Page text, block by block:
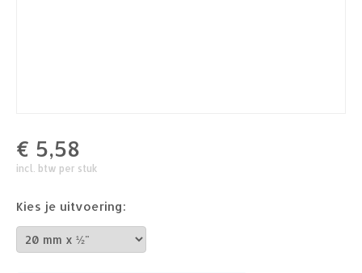
€ 5,58
incl. btw per stuk
Kies je uitvoering: